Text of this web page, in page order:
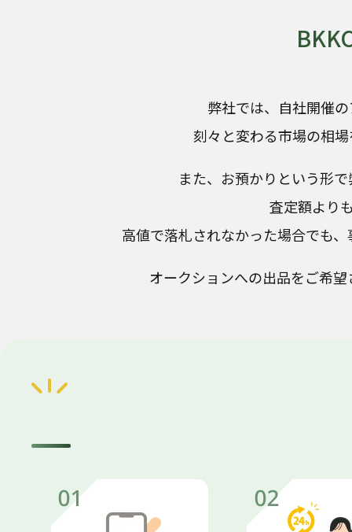
弊社では、自社開催
刻々と変わる市場の相
また、お預かりという形
査定額より
高値で落札されなかった場合でも
オークションへの出品をご希